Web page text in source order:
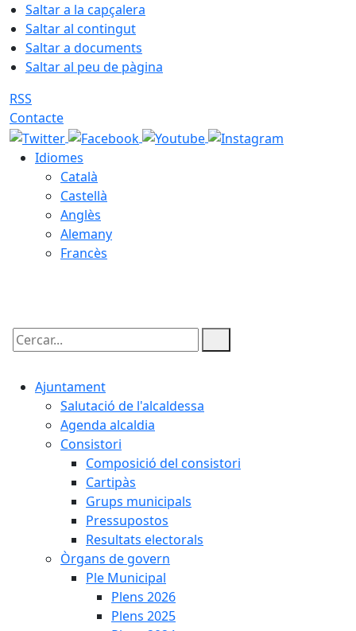
Saltar a la capçalera
Saltar al contingut
Saltar a documents
Saltar al peu de pàgina
RSS
Contacte
Idiomes
Català
Castellà
Anglès
Alemany
Francès
Cercar:
Ajuntament
Salutació de l'alcaldessa
Agenda alcaldia
Consistori
Composició del consistori
Cartipàs
Grups municipals
Pressupostos
Resultats electorals
Òrgans de govern
Ple Municipal
Plens 2026
Plens 2025